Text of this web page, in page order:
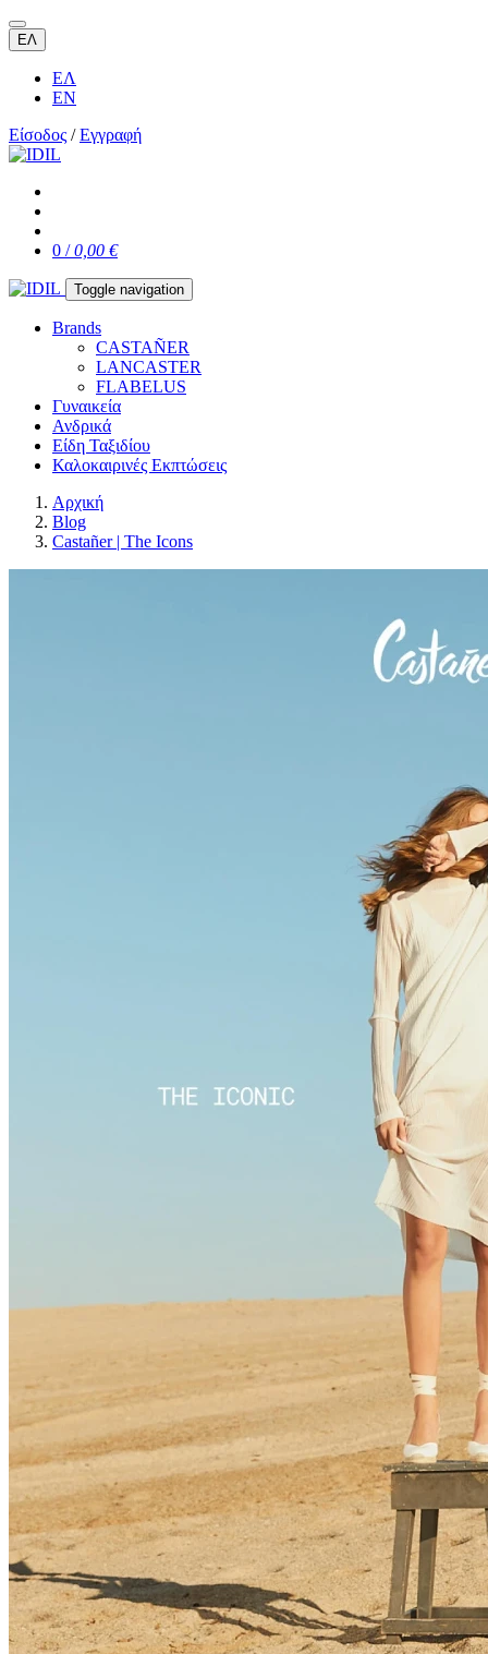
ΕΛ
ΕΛ
EN
Είσοδος /Εγγραφή
0 /0,00 €
Toggle navigation
Brands
CASTAÑER
LANCASTER
FLABELUS
Γυναικεία
Ανδρικά
Είδη Ταξιδίου
Καλοκαιρινές Εκπτώσεις
Αρχική
Blog
Castañer | The Icons